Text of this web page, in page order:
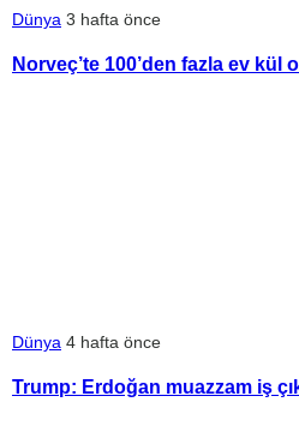
Dünya 3 hafta önce
Norveç’te 100’den fazla ev kül
Dünya 4 hafta önce
Trump: Erdoğan muazzam iş